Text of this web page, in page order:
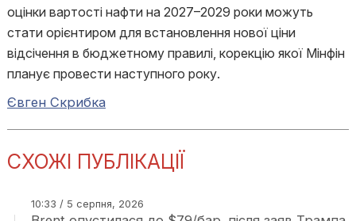
оцінки вартості нафти на 2027–2029 роки можуть
стати орієнтиром для встановлення нової ціни
відсічення в бюджетному правилі, корекцію якої Мінфін
планує провести наступного року.
Євген Скрибка
СХОЖІ ПУБЛІКАЦІЇ
10:33 / 5 серпня, 2026